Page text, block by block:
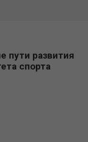
пути развития
спорта